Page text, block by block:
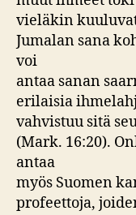
vieläkin
Jumalan sana
voi
antaa sanan
erilaisia
vahvistuu sitä
(Mark. 16:20).
antaa
myös Suomen
profeettoja,